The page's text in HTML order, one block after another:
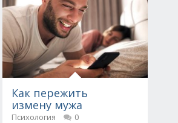
Как пережить
измену мужа
Психология
0